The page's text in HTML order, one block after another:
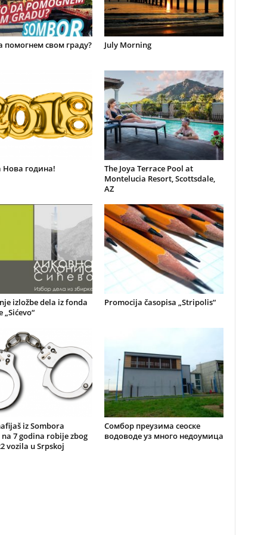
помогнем свом граду? July Morning
Нова година!
The Joya Terrace Pool at
Montelucia Resort, Scottsdale,
AZ
izložbe dela iz fonda
Promocija časopisa „Stripolis“
iz Sombora
7 godina robije zbog
vozila u Srpskoj
Сомбор преузима сеоске
водоводе уз много недоумица